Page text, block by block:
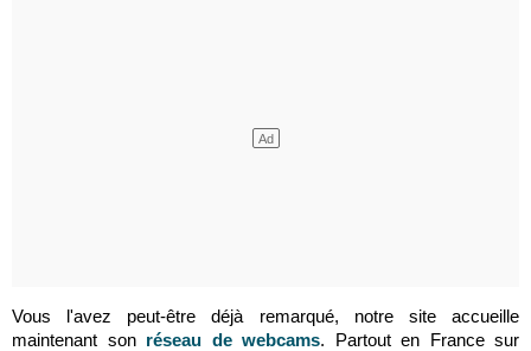
Vous l'avez peut-être déjà remarqué, notre site accueille
maintenant son réseau de webcams. Partout en France sur